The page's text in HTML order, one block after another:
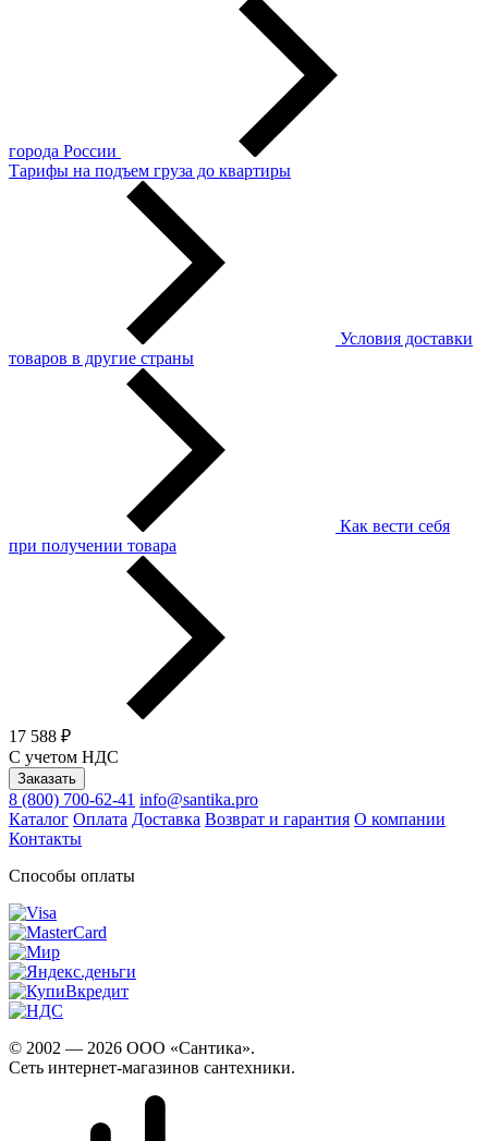
города России
Тарифы на подъем груза до квартиры
Условия доставки
товаров в другие страны
Как вести себя
при получении товара
17 588 ₽
С учетом НДС
Заказать
8 (800) 700-62-41 info@santika.pro
Каталог Оплата Доставка Возврат и гарантия О компании
Контакты
Способы оплаты
© 2002 — 2026 ООО «Сантика».
Сеть интернет-магазинов сантехники.